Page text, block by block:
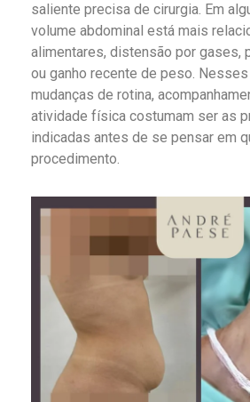
saliente precisa de cirurgia. Em
volume abdominal está mais
alimentares, distensão por gases,
ou ganho recente de peso.
mudanças de rotina,
atividade física costumam ser as
indicadas antes de se pensar em
procedimento.